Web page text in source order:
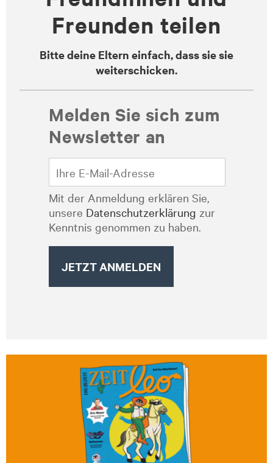
Freunden teilen
Bitte deine Eltern einfach, dass sie sie
weiterschicken.
Melden Sie sich zum
Newsletter an
Mit der Anmeldung erklären Sie,
unsere Datenschutzerklärung zur
Kenntnis genommen zu haben.